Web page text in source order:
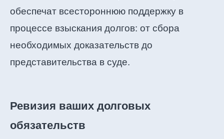
обеспечат всестороннюю поддержку в
процессе взыскания долгов: от сбора
необходимых доказательств до
представительства в суде.
Ревизия ваших долговых
обязательств